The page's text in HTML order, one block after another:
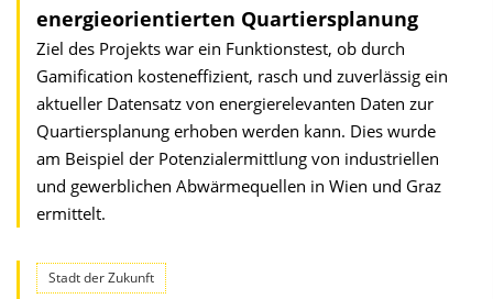
energieorientierten Quartiersplanung
Ziel des Projekts war ein Funktionstest, ob durch
Gamification kosteneffizient, rasch und zuverlässig ein
aktueller Datensatz von energierelevanten Daten zur
Quartiersplanung erhoben werden kann. Dies wurde
am Beispiel der Potenzialermittlung von industriellen
und gewerblichen Abwärmequellen in Wien und Graz
ermittelt.
Stadt der Zukunft